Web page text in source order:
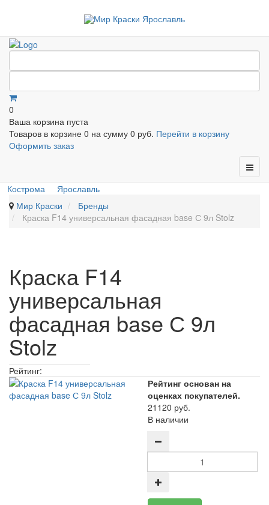
0
Ваша корзина пуста
Товаров в корзине 0 на сумму 0 руб. Перейти в корзину
Оформить заказ
Кострома
Ярославль
Мир Краски
Бренды
Краска F14 универсальная фасадная base С 9л Stolz
Краска F14
универсальная
фасадная base С 9л
Stolz
Рейтинг:
Рейтинг основан на
оценках покупателей.
21120 руб.
В наличии